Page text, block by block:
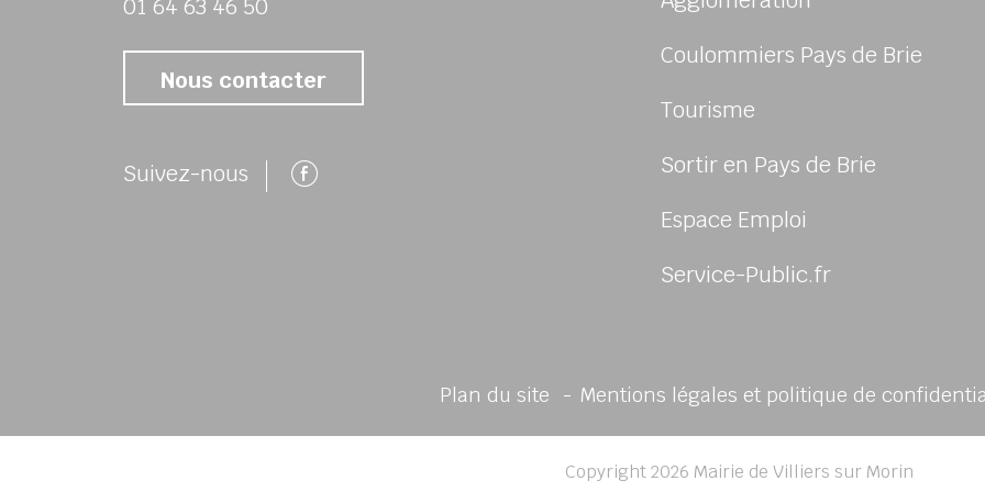
01 64 63 46 50
Nous contacter
Suivez-nous
Coulommiers Pays de Brie
Tourisme
Sortir en Pays de Brie
Espace Emploi
Service-Public.fr
Plan du site Mentions légales et politique de
Copyright 2026 Mairie de Villiers sur Morin